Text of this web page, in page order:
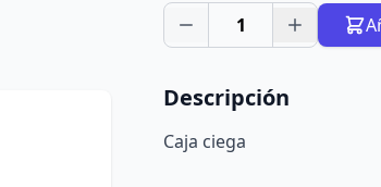
1
Descripción
Caja ciega